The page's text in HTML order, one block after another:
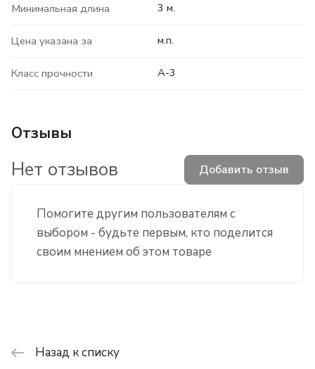
Минимальная длина 3 м.
Цена указана за м.п.
Класс прочности А-3
Отзывы
Помогите другим пользователям с
выбором - будьте первым, кто поделится
своим мнением об этом товаре
Нет отзывов Добавить отзыв
Назад к списку